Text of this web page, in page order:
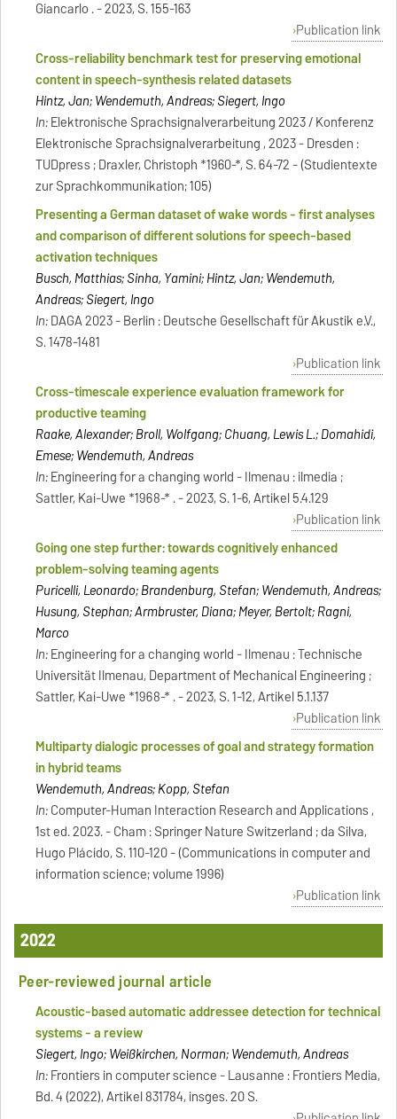
Giancarlo . - 2023, S. 155-163
Publication link
Cross-reliability benchmark test for preserving emotional
content in speech-synthesis related datasets
Hintz, Jan; Wendemuth, Andreas; Siegert, Ingo
In:Elektronische Sprachsignalverarbeitung 2023 / Konferenz
Elektronische Sprachsignalverarbeitung , 2023 - Dresden :
TUDpress ; Draxler, Christoph *1960-*, S. 64-72 - (Studientexte
zur Sprachkommunikation; 105)
Presenting a German dataset of wake words - first analyses
and comparison of different solutions for speech-based
activation techniques
Busch, Matthias; Sinha, Yamini; Hintz, Jan; Wendemuth,
Andreas; Siegert, Ingo
In:DAGA 2023 - Berlin : Deutsche Gesellschaft für Akustik e.V.,
S. 1478-1481
Publication link
Cross-timescale experience evaluation framework for
productive teaming
Raake, Alexander; Broll, Wolfgang; Chuang, Lewis L.; Domahidi,
Emese; Wendemuth, Andreas
In:Engineering for a changing world - Ilmenau : ilmedia ;
Sattler, Kai-Uwe *1968-* . - 2023, S. 1-6, Artikel 5.4.129
Publication link
Going one step further: towards cognitively enhanced
problem-solving teaming agents
Puricelli, Leonardo; Brandenburg, Stefan; Wendemuth, Andreas;
Husung, Stephan; Armbruster, Diana; Meyer, Bertolt; Ragni,
Marco
In:Engineering for a changing world - Ilmenau : Technische
Universität Ilmenau, Department of Mechanical Engineering ;
Sattler, Kai-Uwe *1968-* . - 2023, S. 1-12, Artikel 5.1.137
Publication link
Multiparty dialogic processes of goal and strategy formation
in hybrid teams
Wendemuth, Andreas; Kopp, Stefan
In:Computer-Human Interaction Research and Applications ,
1st ed. 2023. - Cham : Springer Nature Switzerland ; da Silva,
Hugo Plácido, S. 110-120 - (Communications in computer and
information science; volume 1996)
Publication link
2022
Peer-reviewed journal article
Acoustic-based automatic addressee detection for technical
systems - a review
Siegert, Ingo; Weißkirchen, Norman; Wendemuth, Andreas
In:Frontiers in computer science - Lausanne : Frontiers Media,
Bd. 4 (2022), Artikel 831784, insges. 20 S.